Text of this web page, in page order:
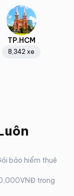
TP.HCM
8,342 xe
bảo hiểm thuê
trong